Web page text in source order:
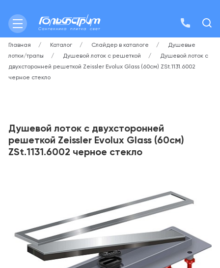
Главная Каталог Слайдер в каталоге
Душевые
лотки/трапы
Душевой лоток с решеткой
Душевой лоток с
двухсторонней решеткой Zeissler Evolux Glass (60см) ZSt.1131.6002
черное стекло
Душевой лоток с двухсторонней
решеткой Zeissler Evolux Glass (60см)
ZSt.1131.6002 черное стекло